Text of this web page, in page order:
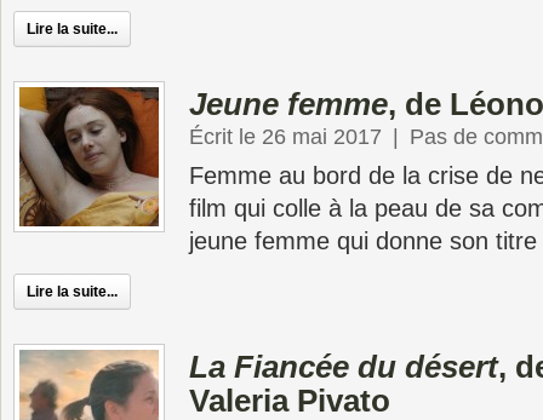
Lire la suite...
Jeune femme, de
Écrit le 26 mai 2017 Pas de
Femme au bord de la crise de
film qui colle à la peau de sa
jeune femme qui donne son
Lire la suite...
La Fiancée du désert,
Valeria Pivato